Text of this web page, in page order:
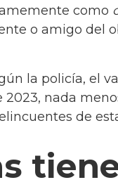
como
o amigo del
la policía, el
nada
de